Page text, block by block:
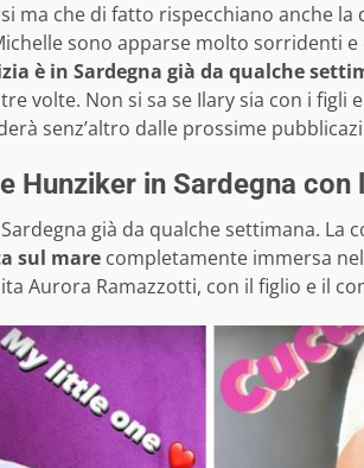
ma che di fatto rispecchiano anche
sono apparse molto sorridenti
è in Sardegna già da qualche
volte. Non si sa se Ilary sia con i figli
senz’altro dalle prossime
Hunziker in Sardegna con
già da qualche settimana. La
sul mare completamente immersa
Aurora Ramazzotti, con il figlio e il